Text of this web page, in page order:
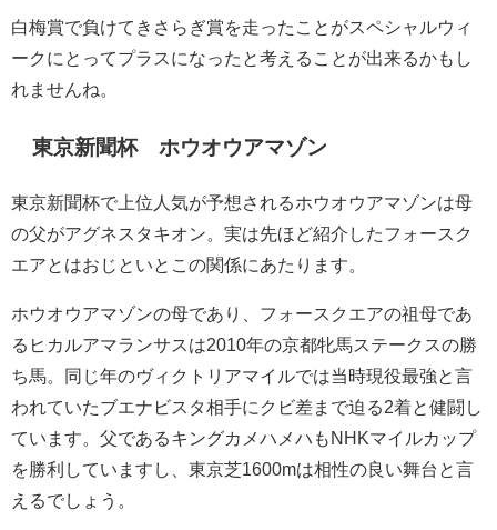
白梅賞で負けてきさらぎ賞を走ったことがスペシャルウィ
ークにとってプラスになったと考えることが出来るかもし
れませんね。
東京新聞杯 ホウオウアマゾン
東京新聞杯で上位人気が予想されるホウオウアマゾンは母
の父がアグネスタキオン。実は先ほど紹介したフォースク
エアとはおじといとこの関係にあたります。
ホウオウアマゾンの母であり、フォースクエアの祖母であ
るヒカルアマランサスは2010年の京都牝馬ステークスの勝
ち馬。同じ年のヴィクトリアマイルでは当時現役最強と言
われていたブエナビスタ相手にクビ差まで迫る2着と健闘し
ています。父であるキングカメハメハもNHKマイルカップ
を勝利していますし、東京芝1600mは相性の良い舞台と言
えるでしょう。